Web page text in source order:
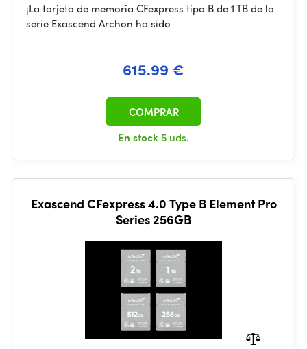
¡La tarjeta de memoria CFexpress tipo B de 1 TB de la
serie Exascend Archon ha sido
615.99 €
En stock 5 uds.
COMPRAR
Exascend CFexpress 4.0 Type B Element Pro
Series 256GB